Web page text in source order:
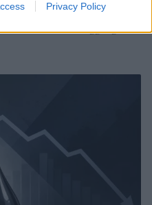
Privacy Policy
week van teruggang in